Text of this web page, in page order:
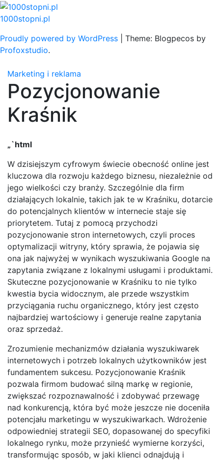
Skip
to
1000stopni.pl
Proudly powered by WordPress
Theme: Blogpecos by
Profoxstudio.
Marketing i reklama
Pozycjonowanie
Kraśnik
„`html
W dzisiejszym cyfrowym świecie obecność online jest
kluczowa dla rozwoju każdego biznesu, niezależnie od
jego wielkości czy branży. Szczególnie dla firm
działających lokalnie, takich jak te w Kraśniku, dotarcie
do potencjalnych klientów w internecie staje się
priorytetem. Tutaj z pomocą przychodzi
pozycjonowanie stron internetowych, czyli proces
optymalizacji witryny, który sprawia, że pojawia się
ona jak najwyżej w wynikach wyszukiwania Google na
zapytania związane z lokalnymi usługami i produktami.
Skuteczne pozycjonowanie w Kraśniku to nie tylko
kwestia bycia widocznym, ale przede wszystkim
przyciągania ruchu organicznego, który jest często
najbardziej wartościowy i generuje realne zapytania
oraz sprzedaż.
Zrozumienie mechanizmów działania wyszukiwarek
internetowych i potrzeb lokalnych użytkowników jest
fundamentem sukcesu. Pozycjonowanie Kraśnik
pozwala firmom budować silną markę w regionie,
zwiększać rozpoznawalność i zdobywać przewagę
nad konkurencją, która być może jeszcze nie doceniła
potencjału marketingu w wyszukiwarkach. Wdrożenie
odpowiedniej strategii SEO, dopasowanej do specyfiki
lokalnego rynku, może przynieść wymierne korzyści,
transformując sposób, w jaki klienci odnajdują i